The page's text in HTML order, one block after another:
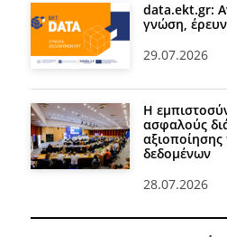
data.ekt.gr:
γνώση,
29.07.2026
Η
ασφαλούς
δεδομένων
28.07.2026